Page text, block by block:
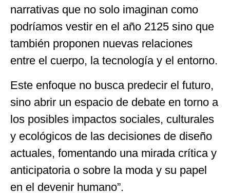
narrativas que no solo imaginan como
podríamos vestir en el año 2125 sino que
también proponen nuevas relaciones
entre el cuerpo, la tecnología y el entorno.
Este enfoque no busca predecir el futuro,
sino abrir un espacio de debate en torno a
los posibles impactos sociales, culturales
y ecológicos de las decisiones de diseño
actuales, fomentando una mirada crítica y
anticipatoria o sobre la moda y su papel
en el devenir humano”.